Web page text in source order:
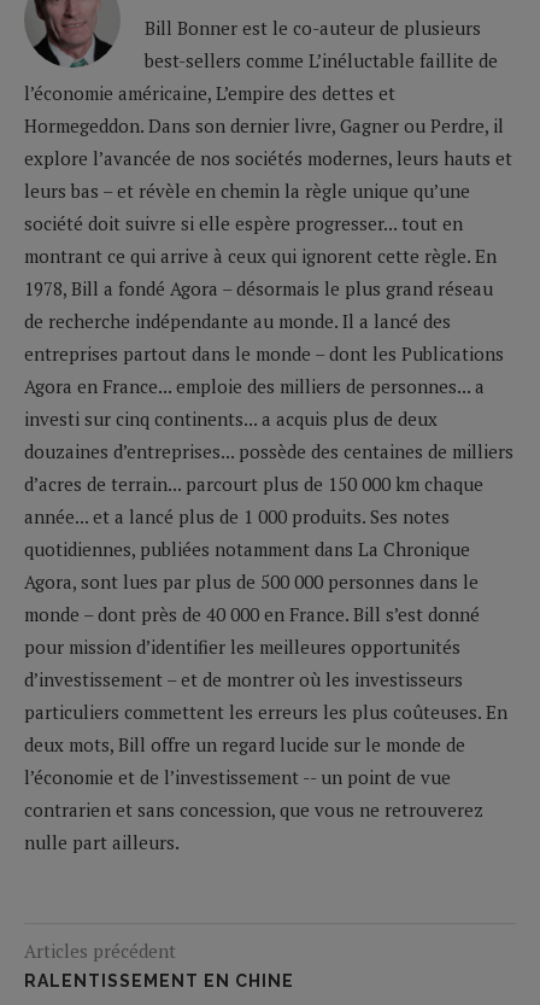
Bill Bonner est le co-auteur de plusieurs
best-sellers comme L’inéluctable faillite de
l’économie américaine, L’empire des dettes et
Hormegeddon. Dans son dernier livre, Gagner ou Perdre, il
explore l’avancée de nos sociétés modernes, leurs hauts et
leurs bas – et révèle en chemin la règle unique qu’une
société doit suivre si elle espère progresser... tout en
montrant ce qui arrive à ceux qui ignorent cette règle. En
1978, Bill a fondé Agora – désormais le plus grand réseau
de recherche indépendante au monde. Il a lancé des
entreprises partout dans le monde – dont les Publications
Agora en France... emploie des milliers de personnes... a
investi sur cinq continents... a acquis plus de deux
douzaines d’entreprises... possède des centaines de milliers
d’acres de terrain... parcourt plus de 150 000 km chaque
année... et a lancé plus de 1 000 produits. Ses notes
quotidiennes, publiées notamment dans La Chronique
Agora, sont lues par plus de 500 000 personnes dans le
monde – dont près de 40 000 en France. Bill s’est donné
pour mission d’identifier les meilleures opportunités
d’investissement – et de montrer où les investisseurs
particuliers commettent les erreurs les plus coûteuses. En
deux mots, Bill offre un regard lucide sur le monde de
l’économie et de l’investissement -- un point de vue
contrarien et sans concession, que vous ne retrouverez
nulle part ailleurs.
Articles précédent
RALENTISSEMENT EN CHINE